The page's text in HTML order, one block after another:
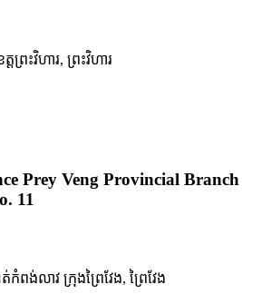
ព្រះវិហារ, ព្រះវិហារ
Prey Veng Provincial Branch
11
កំពង់លាវ ក្រុងព្រៃវែង, ព្រៃវែង